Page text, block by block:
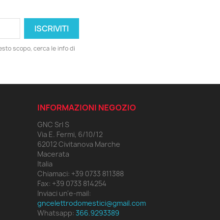
scopo, cerca le info di
INFORMAZIONI NEGOZIO
GNC Srl S
Via E. Fermi, 6/10/12
62012 Civitanova Marche
Macerata
Italia
Chiamaci: +39 0733 811388
Fax: +39 0733 814254
Inviaci un'e-mail:
gncelettrodomestici@gmail.com
Whatsapp: 366.9293389